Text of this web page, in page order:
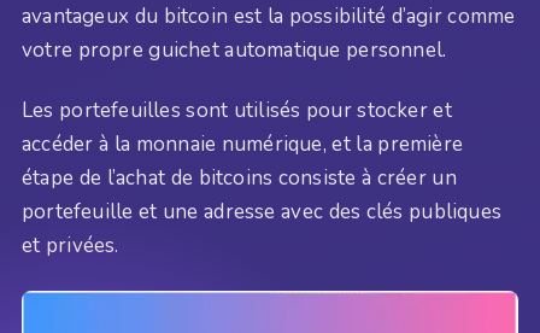
avantageux du bitcoin est la possibilité d’agir comme
votre propre guichet automatique personnel.
Les portefeuilles sont utilisés pour stocker et
accéder à la monnaie numérique, et la première
étape de l’achat de bitcoins consiste à créer un
portefeuille et une adresse avec des clés publiques
et privées.